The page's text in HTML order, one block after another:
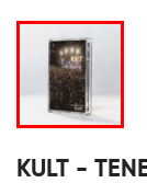
KULT -